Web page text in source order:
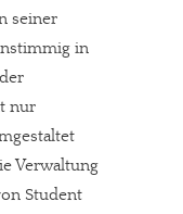
seiner
in
nur
Verwaltung
Student